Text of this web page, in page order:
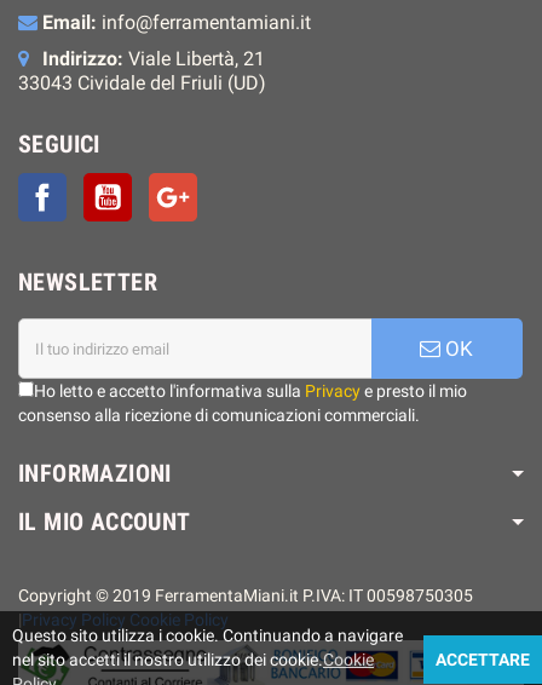
Email: info@ferramentamiani.it
Indirizzo: Viale Libertà, 21
33043 Cividale del Friuli (UD)
SEGUICI
FacebookYouTube
NEWSLETTER
OK
Ho letto e accetto l'informativa sulla Privacye presto il mio
consenso alla ricezione di comunicazioni commerciali.
INFORMAZIONI
IL MIO ACCOUNT
Copyright © 2019 FerramentaMiani.it P.IVA: IT 00598750305
|Privacy Policy Cookie Policy
Questo sito utilizza i cookie. Continuando a navigare
nel sito accetti il ​​nostro utilizzo dei cookie.Cookie
ACCETTARE